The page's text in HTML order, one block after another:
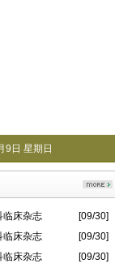
9日 星期日
临床杂志
[09/30]
临床杂志
[09/30]
临床杂志
[09/30]